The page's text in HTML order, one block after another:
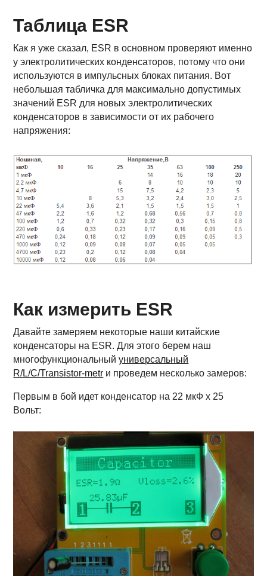
Таблица ESR
Как я уже сказал, ESR в основном проверяют именно
у электролитических конденсаторов, потому что они
используются в импульсных блоках питания. Вот
небольшая табличка для максимально допустимых
значений ESR для новых электролитических
конденсаторов в зависимости от их рабочего
напряжения:
Как измерить ESR
Давайте замеряем некоторые наши китайские
конденсаторы на ESR. Для этого берем наш
многофункциональныйуниверсальный
R/L/C/Transistor-metr и проведем несколько замеров:
Первым в бой идет конденсатор на 22 мкФ х 25
Вольт: